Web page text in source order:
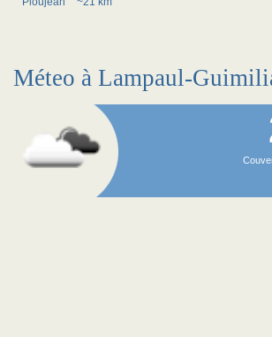
Méteo à Lampaul-